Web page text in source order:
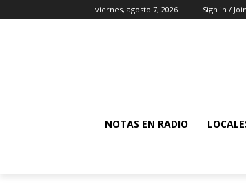
viernes, agosto 7, 2026 Sign in / Join
NOTAS EN RADIO